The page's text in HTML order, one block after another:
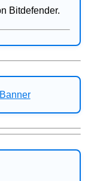
Bitdefender.